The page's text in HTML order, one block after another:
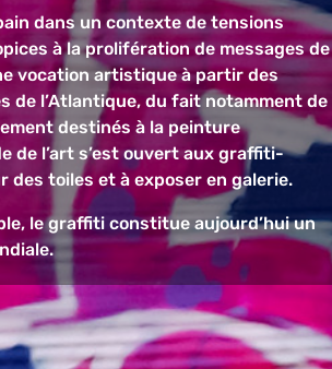
dans un contexte de tensions
à la prolifération de messages de
vocation artistique à partir des
de l’Atlantique, du fait notamment de
destinés à la peinture
de l’art s’est ouvert aux graffiti-
toiles et à exposer en galerie.
le graffiti constitue aujourd’hui un